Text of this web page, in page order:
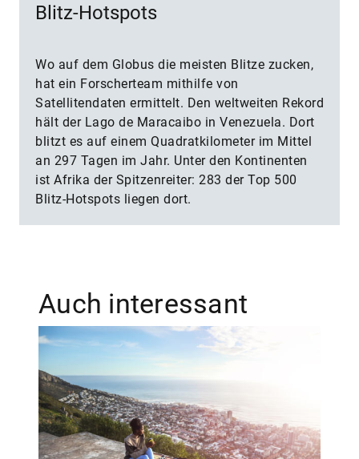
Blitz-Hotspots
Wo auf dem Globus die meisten Blitze zucken,
hat ein Forscherteam mithilfe von
Satellitendaten ermittelt. Den weltweiten Rekord
hält der Lago de Maracaibo in Venezuela. Dort
blitzt es auf einem Quadratkilometer im Mittel
an 297 Tagen im Jahr. Unter den Kontinenten
ist Afrika der Spitzenreiter: 283 der Top 500
Blitz-Hotspots liegen dort.
Auch interessant